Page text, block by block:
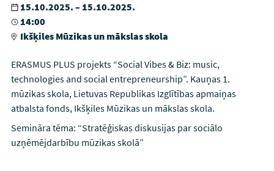
15.10.2025. – 15.10.2025.
14:00
Ikšķiles Mūzikas un mākslas skola
ERASMUS PLUS projekts “Social Vibes & Biz: music,
technologies and social entrepreneurship”. Kauņas 1.
mūzikas skola, Lietuvas Republikas Izglītības apmaiņas
atbalsta fonds, Ikšķiles Mūzikas un mākslas skola.
Semināra tēma: “Stratēģiskas diskusijas par sociālo
uzņēmējdarbību mūzikas skolā”